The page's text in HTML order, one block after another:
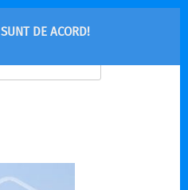
SUNT DE ACORD!